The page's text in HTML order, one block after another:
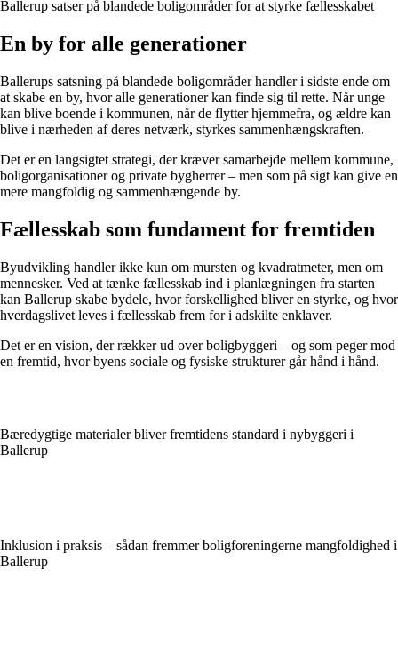
Ballerup satser på blandede boligområder for at styrke fællesskabet
En by for alle generationer
Ballerups satsning på blandede boligområder handler i sidste ende om
at skabe en by, hvor alle generationer kan finde sig til rette. Når unge
kan blive boende i kommunen, når de flytter hjemmefra, og ældre kan
blive i nærheden af deres netværk, styrkes sammenhængskraften.
Det er en langsigtet strategi, der kræver samarbejde mellem kommune,
boligorganisationer og private bygherrer – men som på sigt kan give en
mere mangfoldig og sammenhængende by.
Fællesskab som fundament for fremtiden
Byudvikling handler ikke kun om mursten og kvadratmeter, men om
mennesker. Ved at tænke fællesskab ind i planlægningen fra starten
kan Ballerup skabe bydele, hvor forskellighed bliver en styrke, og hvor
hverdagslivet leves i fællesskab frem for i adskilte enklaver.
Det er en vision, der rækker ud over boligbyggeri – og som peger mod
en fremtid, hvor byens sociale og fysiske strukturer går hånd i hånd.
Bæredygtige materialer bliver fremtidens standard i nybyggeri i
Ballerup
Inklusion i praksis – sådan fremmer boligforeningerne mangfoldighed i
Ballerup